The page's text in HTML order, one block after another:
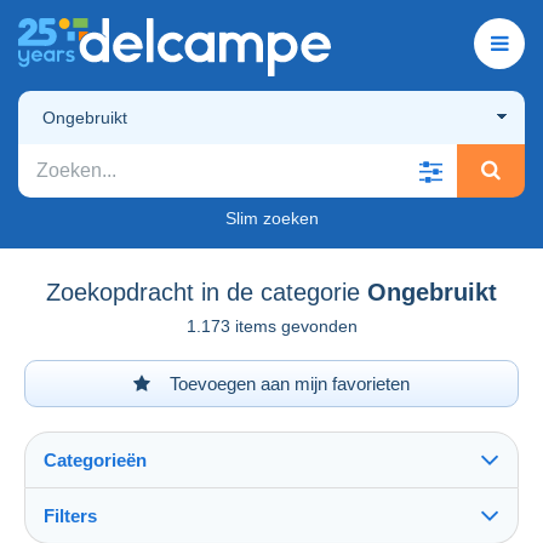
Ongebruikt
Slim zoeken
Zoekopdracht in de categorie Ongebruikt
1.173 items gevonden
Toevoegen aan mijn favorieten
Categorieën
Filters